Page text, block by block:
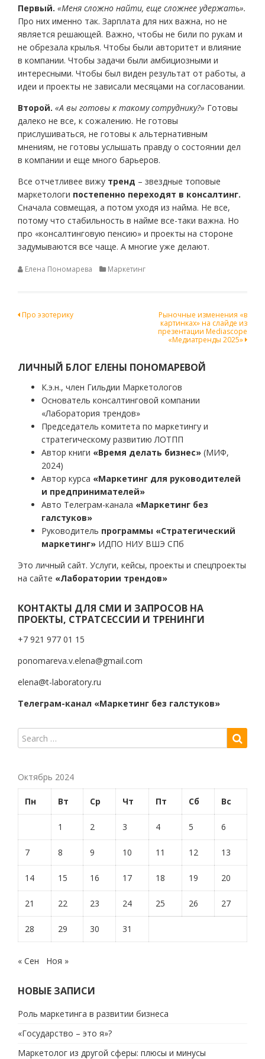
Первый. «Меня сложно найти, еще сложнее удержать».
Про них именно так. Зарплата для них важна, но не
является решающей. Важно, чтобы не били по рукам и
не обрезала крылья. Чтобы были авторитет и влияние
в компании. Чтобы задачи были амбициозными и
интересными. Чтобы был виден результат от работы, а
идеи и проекты не зависали месяцами на согласовании.
Второй. «А вы готовы к такому сотруднику?» Готовы
далеко не все, к сожалению. Не готовы
прислушиваться, не готовы к альтернативным
мнениям, не готовы услышать правду о состоянии дел
в компании и еще много барьеров.
Все отчетливее вижу тренд – звездные топовые
маркетологи постепенно переходят в консалтинг.
Сначала совмещая, а потом уходя из найма. Не все,
потому что стабильность в найме все-таки важна. Но
про «консалтинговую пенсию» и проекты на стороне
задумываются все чаще. А многие уже делают.
Елена Пономарева Маркетинг
Навигация
Про эзотерику
Рыночные изменения «в
картинках» на слайде из
презентации Mediascope
«Медиатренды 2025»
ЛИЧНЫЙ БЛОГ ЕЛЕНЫ ПОНОМАРЕВОЙ
К.э.н., член Гильдии Маркетологов
Основатель консалтинговой компании
«Лаборатория трендов»
Председатель комитета по маркетингу и
стратегическому развитию ЛОТПП
Автор книги «Время делать бизнес» (МИФ,
2024)
Автор курса «Маркетинг для руководителей
и предпринимателей»
Авто Телеграм-канала «Маркетинг без
галстуков»
Руководитель программы «Стратегический
маркетинг» ИДПО НИУ ВШЭ СПб
Это личный сайт. Услуги, кейсы, проекты и спецпроекты
на сайте «Лаборатории трендов»
КОНТАКТЫ ДЛЯ СМИ И ЗАПРОСОВ НА
ПРОЕКТЫ, СТРАТСЕССИИ И ТРЕНИНГИ
+7 921 977 01 15
ponomareva.v.elena@gmail.com
elena@t-laboratory.ru
Телеграм-канал «Маркетинг без галстуков»
Октябрь 2024
Пн Вт Ср Чт Пт Сб Вс
1 2 3 4 5 6
7 8 9 10 11 12 13
14 15 16 17 18 19 20
21 22 23 24 25 26 27
28 29 30 31
« Сен Ноя »
НОВЫЕ ЗАПИСИ
Роль маркетинга в развитии бизнеса
«Государство – это я»?
Маркетолог из другой сферы: плюсы и минусы